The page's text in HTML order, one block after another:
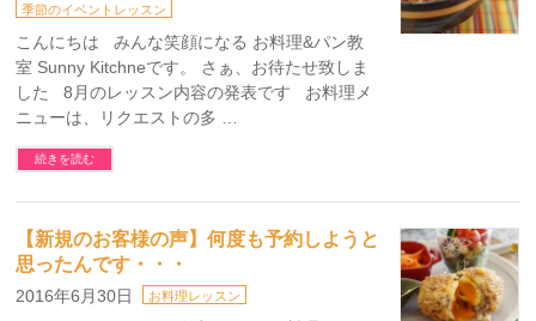
季節のイベントレッスン
こんにちは みんな笑顔になる お料理&パン教
室 Sunny Kitchneです。 さぁ、お待たせ致しま
した 8月のレッスン内容の発表です お料理メ
ニューは、リクエストの多 …
続きを読む
【新規のお客様の声】何度も予約しようと
思ったんです・・・
2016年6月30日 お料理レッスン